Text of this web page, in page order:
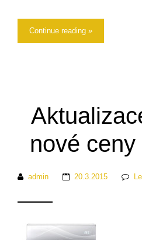
Continue reading »
nové
admin 20.3.2015